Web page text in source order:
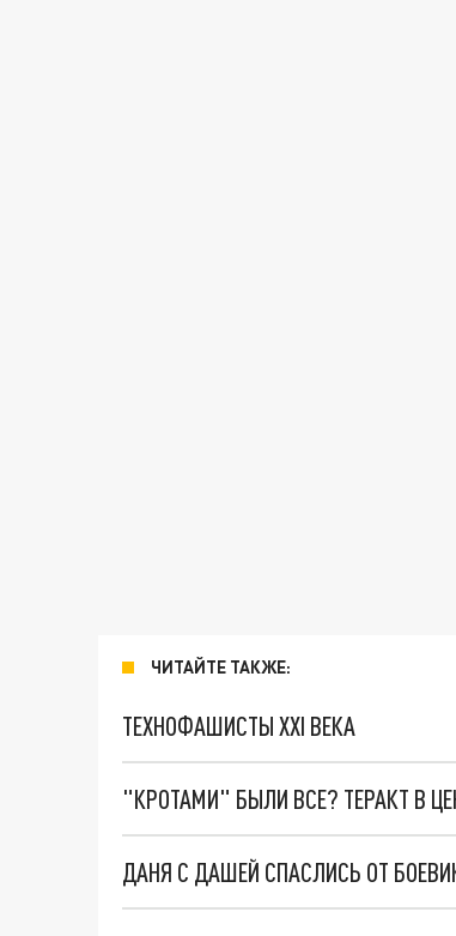
ЧИТАЙТЕ ТАКЖЕ:
ТЕХНОФАШИСТЫ XXI ВЕКА
"КРОТАМИ" БЫЛИ ВСЕ? ТЕРАКТ В
ДАНЯ С ДАШЕЙ СПАСЛИСЬ ОТ